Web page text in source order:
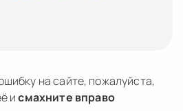
на сайте, пожалуйста,
исмахните вправо